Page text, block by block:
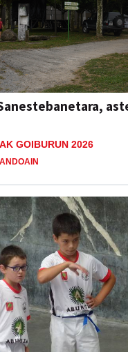
GOIBURUN 2026
ANDOAIN